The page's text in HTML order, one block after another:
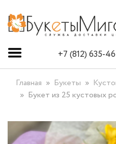
+7 (812) 635-
Главная Букеты
Букет из 25 кустовых